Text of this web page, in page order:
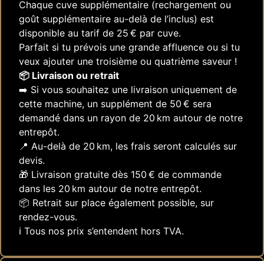
Chaque cuve supplémentaire (rechargement ou
goût supplémentaire au-delà de l’inclus) est
disponible au tarif de 25 € par cuve.
Parfait si tu prévois une grande affluence ou si tu
veux ajouter une troisième ou quatrième saveur !
📦 Livraison ou retrait
➡️ Si vous souhaitez une livraison uniquement de
cette machine, un supplément de 50 € sera
demandé dans un rayon de 20 km autour de notre
entrepôt.
📍 Au-delà de 20 km, les frais seront calculés sur
devis.
🎁 Livraison gratuite dès 150 € de commande
dans les 20 km autour de notre entrepôt.
📦 Retrait sur place également possible, sur
rendez-vous.
ℹ️ Tous nos prix s’entendent hors TVA.